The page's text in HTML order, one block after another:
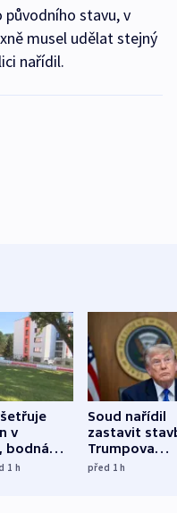
původního stavu, v
musel udělat stejný
nařídil.
v
bodná
něm
1 h
Soud nařídil
zastavit
Trumpova
tanečního
před 1h